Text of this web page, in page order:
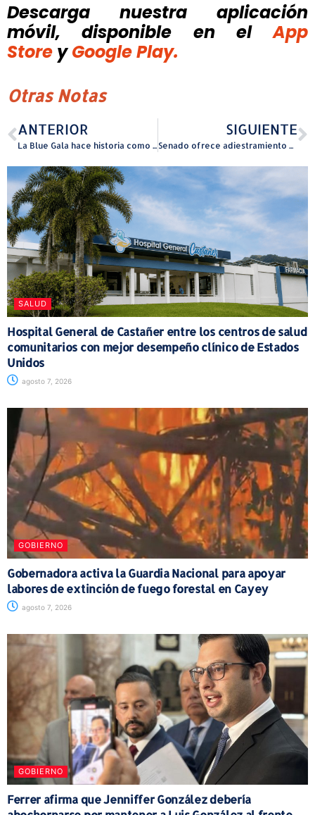
Descarga nuestra aplicación
móvil, disponible
en el
App
Store y Google Play.
Otras Notas
ANTERIOR
La Blue Gala hace historia como el evento benéfico más grande dedicado a la diabetes en Puerto Rico
SIGUIENTE
Senado ofrece adiestramiento a organizaciones para fortalecer el trabajo con la juventud
SALUD
Hospital General de Castañer entre los centros de salud
comunitarios con mejor desempeño clínico de Estados
Unidos
agosto 7, 2026
GOBIERNO
Gobernadora activa la Guardia Nacional para apoyar
labores de extinción de fuego forestal en Cayey
agosto 7, 2026
GOBIERNO
Ferrer afirma que Jenniffer González debería